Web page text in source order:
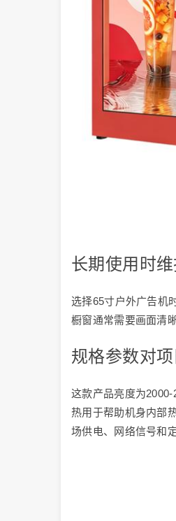
长期使用时
选择65寸户外广告机
橱窗通常需要画面清
规格参数对
这款产品亮度为
热用于帮助机身内部
场供电、网络信号和